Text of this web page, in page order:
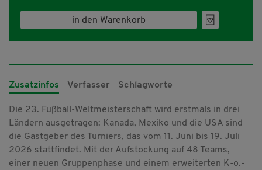
in den Warenkorb
Zusatzinfos Verfasser Schlagworte
Die 23. Fußball-Weltmeisterschaft wird erstmals in drei
Ländern ausgetragen: Kanada, Mexiko und die USA sind
die Gastgeber des Turniers, das vom 11. Juni bis 19. Juli
2026 stattfindet. Mit der Aufstockung auf 48 Teams,
einer neuen Gruppenphase und einem erweiterten K-o.-